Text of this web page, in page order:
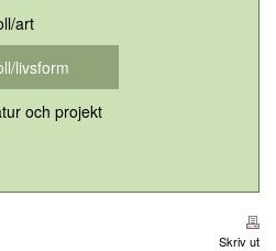
art
livsform
och projekt
Skriv ut